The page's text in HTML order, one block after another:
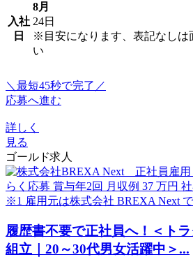
入社
日
8月
24日
※目安になります、表記なしは
い
＼最短45秒で完了／
応募へ進む
詳しく
見る
ゴールド求人
履歴書不要で正社員へ！＜ト
組立｜20～30代男女活躍中＞...